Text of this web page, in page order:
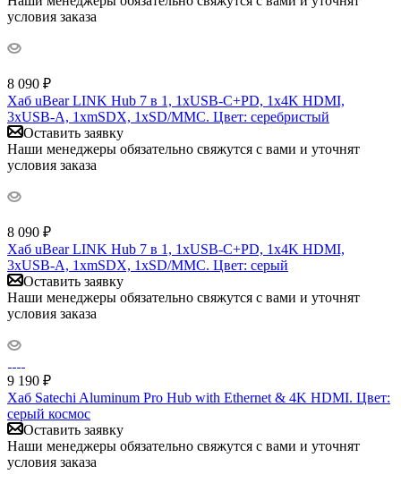
условия заказа
8 090 ₽
Хаб uBear LINK Hub 7 в 1, 1хUSB-C+PD, 1x4K HDMI,
3xUSB-A, 1xmSDX, 1xSD/MMC. Цвет: серебристый
Оставить заявку
Наши менеджеры обязательно свяжутся с вами и уточнят
условия заказа
8 090 ₽
Хаб uBear LINK Hub 7 в 1, 1хUSB-C+PD, 1x4K HDMI,
3xUSB-A, 1xmSDX, 1xSD/MMC. Цвет: серый
Оставить заявку
Наши менеджеры обязательно свяжутся с вами и уточнят
условия заказа
9 190 ₽
Хаб Satechi Aluminum Pro Hub with Ethernet & 4K HDMI. Цвет:
серый космос
Оставить заявку
Наши менеджеры обязательно свяжутся с вами и уточнят
условия заказа